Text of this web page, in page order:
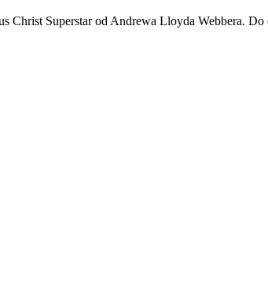
Christ Superstar od Andrewa Lloyda Webbera.